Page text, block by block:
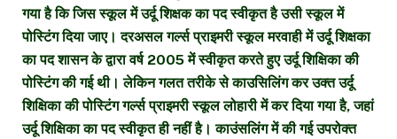
गया है कि जिस स्कूल में उर्दू शिक्षक का पद स्वीकृत है उसी स्कूल में
पोस्टिंग दिया जाए। दरअसल गर्ल्स प्राइमरी स्कूल मरवाही में उर्दू शिक्षका
का पद शासन के द्वारा वर्ष 2005 में स्वीकृत करते हुए उर्दू शिक्षिका की
पोस्टिंग की गई थी। लेकिन गलत तरीके से काउसिलिंग कर उक्त उर्दू
शिक्षिका की पोस्टिंग गर्ल्स प्राइमरी स्कूल लोहारी में कर दिया गया है, जहां
उर्दू शिक्षिका का पद स्वीकृत ही नहीं है। काउंसलिंग में की गई उपरोक्त